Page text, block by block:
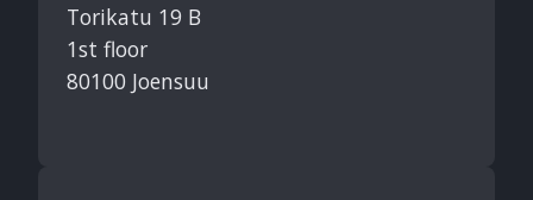
Torikatu 19 B
1st floor
80100 Joensuu